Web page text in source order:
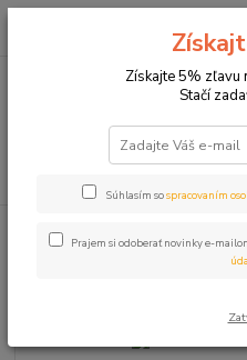
Dámske tričko
Získajte 5% zľavu
Stačí
Súhlasím sospracovaním
Prajem si odoberať novinky e-